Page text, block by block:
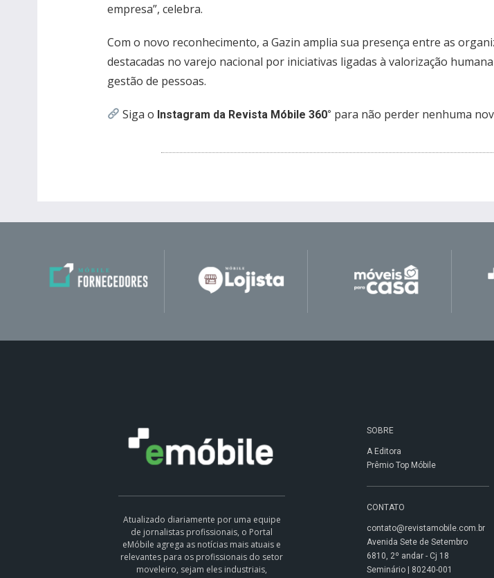
empresa”, celebra.
Com o novo reconhecimento, a Gazin amplia sua presença entre as
destacadas no varejo nacional por iniciativas ligadas à valorização
gestão de pessoas.
Siga o Instagram da Revista Móbile 360° para não perder nenhuma
Atualizado diariamente por uma equipe
de jornalistas profissionais, o Portal
eMóbile agrega as notícias mais atuais e
relevantes para os profissionais do setor
moveleiro, sejam eles industriais,
SOBRE
A Editora
Prêmio Top Móbile
CONTATO
contato@revistamobile.com.br
Avenida Sete de Setembro
6810, 2º andar - Cj 18
Seminário | 80240-001